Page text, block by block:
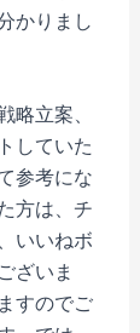
かりまし
立案、
していた
参考にな
方は、チ
いいねボ
ざいま
すのでご